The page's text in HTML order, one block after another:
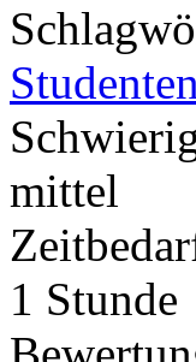
mittel
1 Stunde